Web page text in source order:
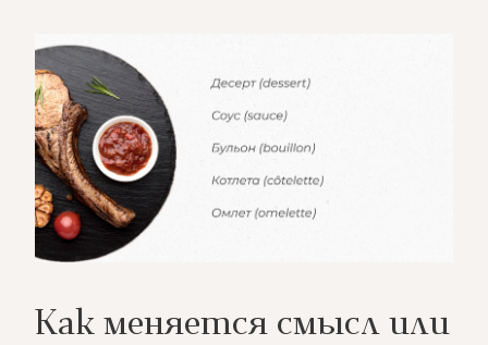
Как меняется смысл или